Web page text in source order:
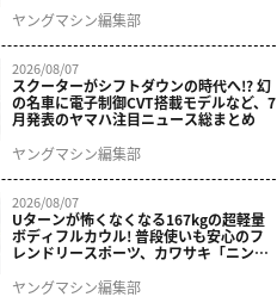
結！
ヤングマシン編集部
2026/08/07
スクーターがシフトダウンの時代へ!? 幻
の名車に電子制御CVT搭載モデルなど、7
月発表のヤマハ注目ニュース総まとめ
ヤングマシン編集部
2026/08/07
Uターンが怖くなくなる167kgの超軽量
ボディフルカウル! 普段使いも安心のフ
レンドリースポーツ、カワサキ「ニンジ
9/5発売
ヤングマシン編集部